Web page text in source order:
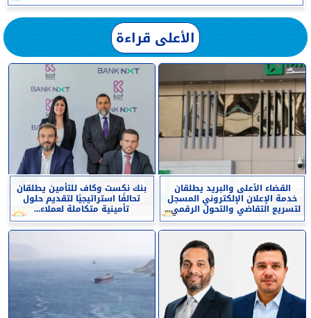
الأعلى قراءة
القضاء الأعلى والبريد يطلقان
خدمة الإعلان الإلكتروني المسجل
لتسريع التقاضي والتحول الرقمي...
بنك نكست وكاف للتأمين يطلقان
تحالفًا استراتيجيًا لتقديم حلول
تأمينية متكاملة لعملاء...